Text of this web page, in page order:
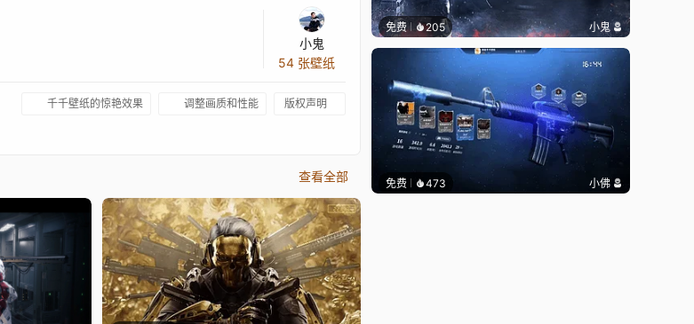
小鬼
54 张壁纸
千千壁纸的惊艳效果 调整画质和性能 版权声明
查看全部
免费 205 小鬼
免费 473 小佛